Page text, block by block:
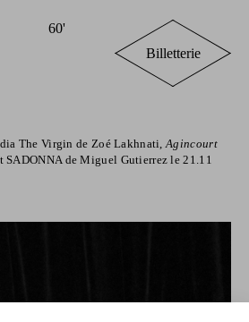
60'
The Virgin de Zoé Lakhnati,Agincourt
SADONNA de Miguel Gutierrez le 21.11
Billetterie